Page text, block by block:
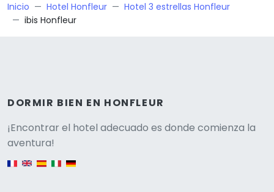
Inicio Hotel Honfleur
Hotel 3 estrellas Honfleur
ibis Honfleur
DORMIR BIEN EN HONFLEUR
¡Encontrar el hotel adecuado es donde comienza la
aventura!
English version